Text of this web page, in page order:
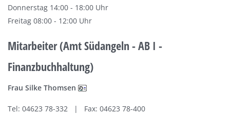
Donnerstag 14:00 - 18:00 Uhr
Freitag 08:00 - 12:00 Uhr
Mitarbeiter (Amt Südangeln - AB I -
Finanzbuchhaltung)
Frau Silke Thomsen
Tel: 04623 78-332 | Fax: 04623 78-400